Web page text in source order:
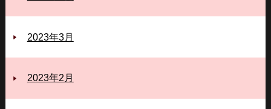
2023年3月
2023年2月